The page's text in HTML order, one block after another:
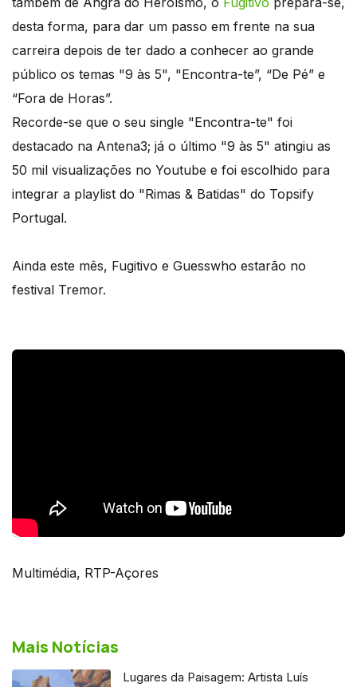
desta forma, para dar um passo em frente na sua
carreira depois de ter dado a conhecer ao grande
público os temas "9 às 5", "Encontra-te”, “De Pé” e
“Fora de Horas”.
Recorde-se que o seu single "Encontra-te" foi
destacado na Antena3; já o último "9 às 5" atingiu as
50 mil visualizações no Youtube e foi escolhido para
integrar a playlist do "Rimas & Batidas" do Topsify
Portugal.
Ainda este mês, Fugitivo e Guesswho estarão no
festival Tremor.
Multimédia, RTP-Açores
Mais Notícias
Lugares da Paisagem: Artista Luís